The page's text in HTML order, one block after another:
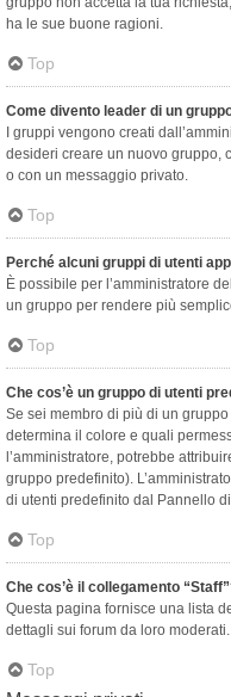
ha le sue buone ragioni.
Top
Come divento leader di un
I gruppi vengono creati
desideri creare un nuovo gruppo,
o con un messaggio privato.
Top
Perché alcuni gruppi di utenti
È possibile per l’amministratore
un gruppo per rendere più
Top
Che cos’è un gruppo di utenti
Se sei membro di più di un
determina il colore e quali
l’amministratore, potrebbe
gruppo predefinito).
di utenti predefinito dal Pannello
Top
Che cos’è il collegamento
Questa pagina fornisce una lista
dettagli sui forum da loro moderati.
Top